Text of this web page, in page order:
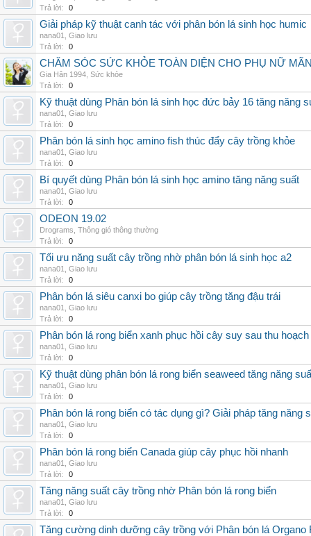
Trả lời:
0
Giải pháp kỹ thuật canh tác với phân bón lá sinh học humic
nana01
Giao lưu
Trả lời:
0
CHĂM SÓC SỨC KHỎE TOÀN DIỆN CHO PHỤ NỮ
Gia Hân 1994 Sức khỏe
Trả lời:
0
Kỹ thuật dùng Phân bón lá sinh học đức bảy 16 tăng năng
nana01
Giao lưu
Trả lời:
0
Phân bón lá sinh học amino fish thúc đẩy cây trồng khỏe
nana01
Giao lưu
Trả lời:
0
Bí quyết dùng Phân bón lá sinh học amino tăng năng suất
nana01
Giao lưu
Trả lời:
0
ODEON 19.02
Drograms Thông gió thông thường
Trả lời:
0
Tối ưu năng suất cây trồng nhờ phân bón lá sinh học a2
nana01
Giao lưu
Trả lời:
0
Phân bón lá siêu canxi bo giúp cây trồng tăng đậu trái
nana01
Giao lưu
Trả lời:
0
Phân bón lá rong biển xanh phục hồi cây suy sau thu hoạch
nana01
Giao lưu
Trả lời:
0
Kỹ thuật dùng phân bón lá rong biển seaweed tăng năng
nana01
Giao lưu
Trả lời:
0
Phân bón lá rong biển có tác dụng gì? Giải pháp tăng năng
nana01
Giao lưu
Trả lời:
0
Phân bón lá rong biển Canada giúp cây phục hồi nhanh
nana01
Giao lưu
Trả lời:
0
Tăng năng suất cây trồng nhờ Phân bón lá rong biển
nana01
Giao lưu
Trả lời:
0
Tăng cường dinh dưỡng cây trồng với Phân bón lá Organo